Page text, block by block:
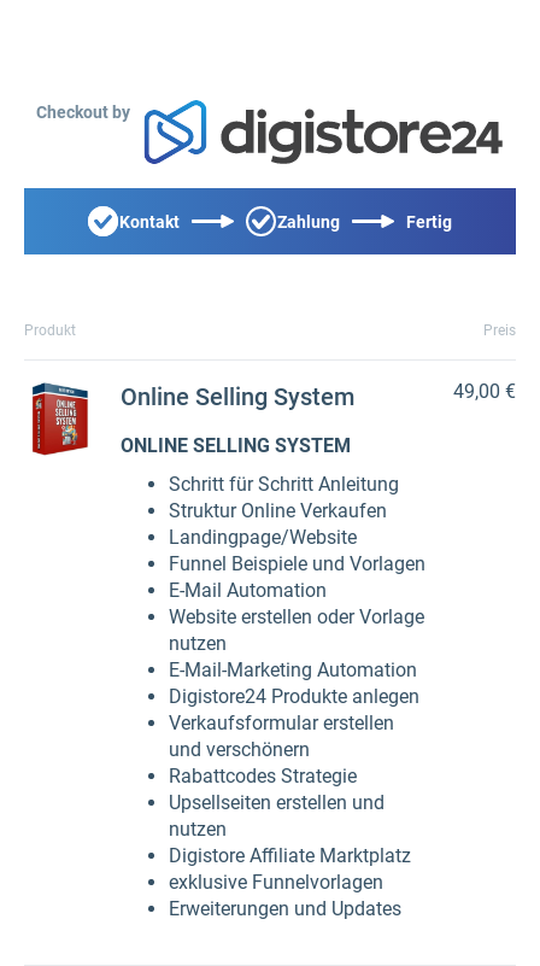
Checkout by
Kontakt Zahlung Fertig
Produkt Preis
Online Selling System
ONLINE SELLING SYSTEM
Schritt für Schritt Anleitung
Struktur Online Verkaufen
Landingpage/Website
Funnel Beispiele und Vorlagen
E-Mail Automation
Website erstellen oder Vorlage
nutzen
E-Mail-Marketing Automation
Digistore24 Produkte anlegen
Verkaufsformular erstellen
und verschönern
Rabattcodes Strategie
Upsellseiten erstellen und
nutzen
Digistore Affiliate Marktplatz
exklusive Funnelvorlagen
Erweiterungen und Updates
49,00 €